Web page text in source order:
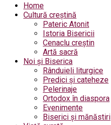
Home
Cultură creștină
Pateric Atonit
Istoria Bisericii
Cenaclu creștin
Artă sacră
Noi și Biserica
Rânduieli liturgice
Predici și cateheze
Pelerinaje
Ortodox în diaspora
Evenimente
Biserici și mănăstiri